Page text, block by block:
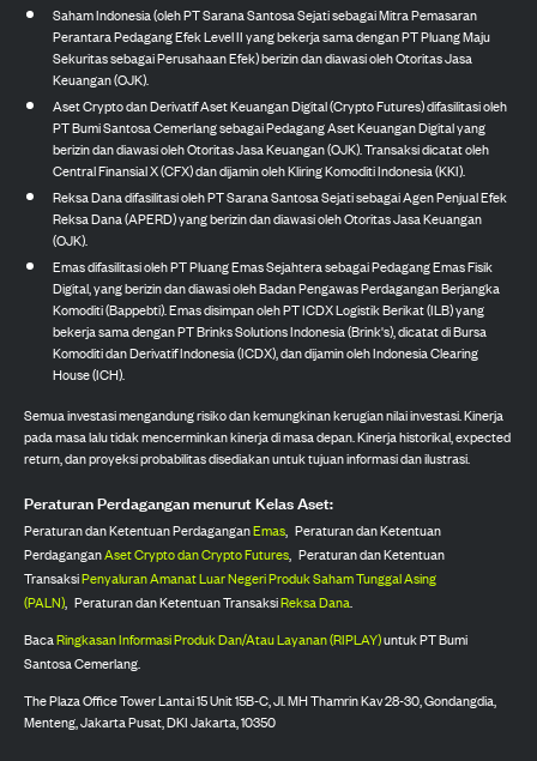
Saham Indonesia (oleh PT Sarana Santosa Sejati sebagai Mitra Pemasaran
Perantara Pedagang Efek Level II yang bekerja sama dengan PT Pluang Maju
Sekuritas sebagai Perusahaan Efek) berizin dan diawasi oleh Otoritas Jasa
Keuangan (OJK).
Aset Crypto dan Derivatif Aset Keuangan Digital (Crypto Futures) difasilitasi oleh
PT Bumi Santosa Cemerlang sebagai Pedagang Aset Keuangan Digital yang
berizin dan diawasi oleh Otoritas Jasa Keuangan (OJK). Transaksi dicatat oleh
Central Finansial X (CFX) dan dijamin oleh Kliring Komoditi Indonesia (KKI).
Reksa Dana difasilitasi oleh PT Sarana Santosa Sejati sebagai Agen Penjual Efek
Reksa Dana (APERD) yang berizin dan diawasi oleh Otoritas Jasa Keuangan
(OJK).
Emas difasilitasi oleh PT Pluang Emas Sejahtera sebagai Pedagang Emas Fisik
Digital, yang berizin dan diawasi oleh Badan Pengawas Perdagangan Berjangka
Komoditi (Bappebti). Emas disimpan oleh PT ICDX Logistik Berikat (ILB) yang
bekerja sama dengan PT Brinks Solutions Indonesia (Brink's), dicatat di Bursa
Komoditi dan Derivatif Indonesia (ICDX), dan dijamin oleh Indonesia Clearing
House (ICH).
Semua investasi mengandung risiko dan kemungkinan kerugian nilai investasi. Kinerja
pada masa lalu tidak mencerminkan kinerja di masa depan. Kinerja historikal, expected
return, dan proyeksi probabilitas disediakan untuk tujuan informasi dan ilustrasi.
Peraturan Perdagangan menurut Kelas Aset:
Peraturan dan Ketentuan PerdaganganEmas, Peraturan dan Ketentuan
PerdaganganAset Crypto dan Crypto Futures, Peraturan dan Ketentuan
TransaksiPenyaluran Amanat Luar Negeri Produk Saham Tunggal Asing
(PALN), Peraturan dan Ketentuan TransaksiReksa Dana.
BacaRingkasan Informasi Produk Dan/Atau Layanan (RIPLAY)untuk PT Bumi
Santosa Cemerlang.
The Plaza Office Tower Lantai 15 Unit 15B-C, Jl. MH Thamrin Kav 28-30, Gondangdia,
Menteng, Jakarta Pusat, DKI Jakarta, 10350